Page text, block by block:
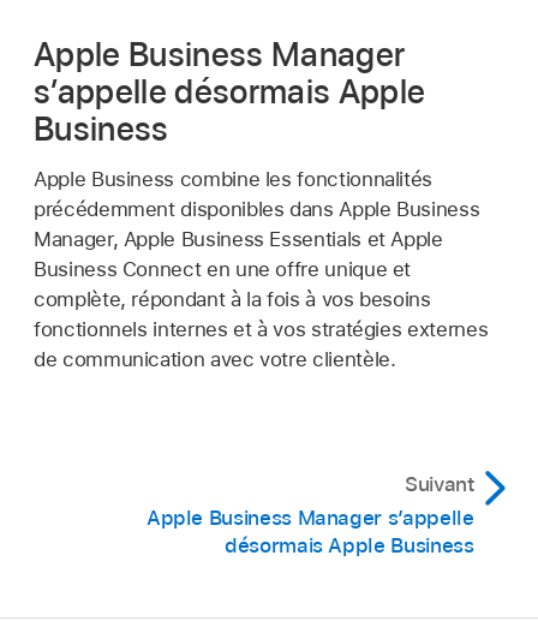
Apple Business Manager
s’appelle désormais Apple
Business
Apple Business combine les fonctionnalités
précédemment disponibles dans Apple Business
Manager, Apple Business Essentials et Apple
Business Connect en une offre unique et
complète, répondant à la fois à vos besoins
fonctionnels internes et à vos stratégies externes
de communication avec votre clientèle.
Suivant
Apple Business Manager s’appelle
désormais Apple Business